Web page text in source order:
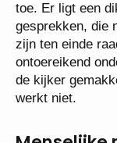
toe. Er ligt een
gesprekken, die
zijn ten einde
ontoereikend
de kijker
werkt niet.